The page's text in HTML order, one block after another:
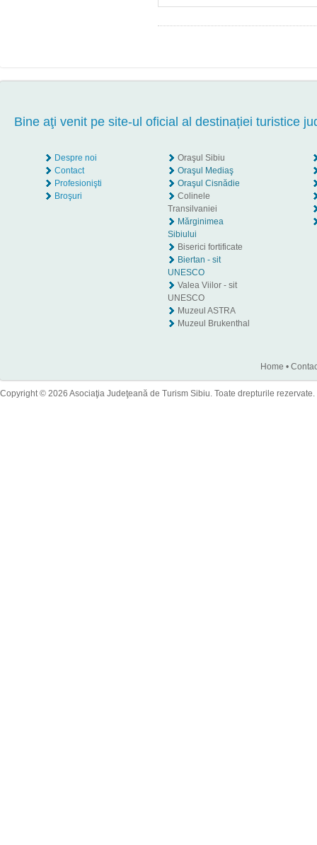
Bine aţi venit pe site-ul oficial al destinației turistice
Despre noi
Contact
Profesionişti
Broşuri
Oraşul Sibiu
Oraşul Mediaş
Oraşul Cisnădie
Colinele
Transilvaniei
Mărginimea
Sibiului
Biserici fortificate
Biertan - sit
UNESCO
Valea Viilor - sit
UNESCO
Muzeul ASTRA
Muzeul Brukenthal
Home •
Copyright © 2026 Asociaţia Judeţeană de Turism Sibiu. Toate drepturile rezervate.